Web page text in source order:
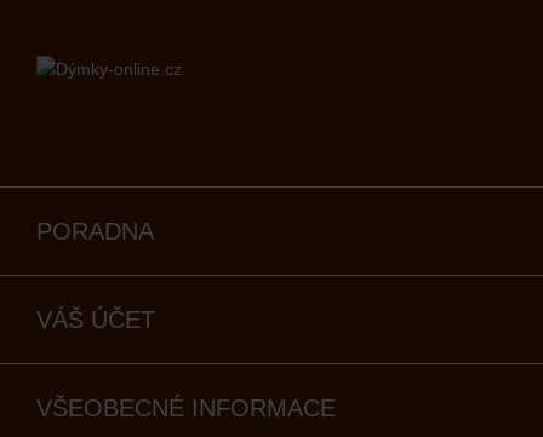
PORADNA
VÁŠ ÚČET
VŠEOBECNÉ INFORMACE